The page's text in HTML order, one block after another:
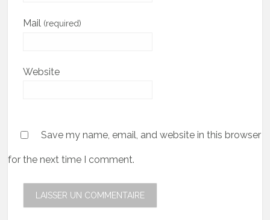
Mail (required)
Website
Save my name, email, and website in this browser
for the next time I comment.